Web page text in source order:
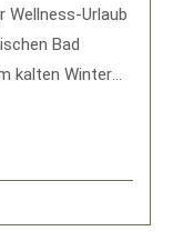
Wellness-Urlaub
Bad
kalten Winter